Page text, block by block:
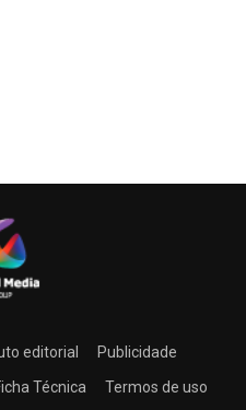
editorial
Publicidade
Técnica Termos de uso